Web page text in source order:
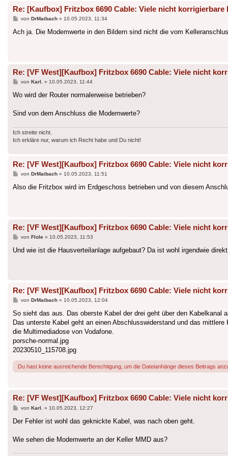
Re: [Kaufbox] Fritzbox 6690 Cable: Viele nicht korrigierbare
Beitrag
von DrMaibach» 10.05.2023, 11:34
Ach ja. Die Modemwerte in den Bildern sind nicht die vom
Re: [VF West][Kaufbox] Fritzbox 6690 Cable: Viele nicht
Beitrag
von Karl. » 10.05.2023, 11:44
Wo wird der Router normalerweise betrieben?
Sind von dem Anschluss die Modemwerte?
Ich streite nicht.
Ich erkläre nur, warum ich Recht habe und Du nicht!
Re: [VF West][Kaufbox] Fritzbox 6690 Cable: Viele nicht
Beitrag
von DrMaibach» 10.05.2023, 11:51
Also die Fritzbox wird im Erdgeschoss betrieben und von diesem
Re: [VF West][Kaufbox] Fritzbox 6690 Cable: Viele nicht
Beitrag
von Flole» 10.05.2023, 11:53
Und wie ist die Hausverteilanlage aufgebaut? Da ist wohl irgendwie
Re: [VF West][Kaufbox] Fritzbox 6690 Cable: Viele nicht
Beitrag
von DrMaibach» 10.05.2023, 12:04
So sieht das aus. Das oberste Kabel der drei geht über den Kabelkanal
Das unterste Kabel geht an einen Abschlusswiderstand und das mittlere
die Multimediadose von Vodafone.
porsche-normal.jpg
20230510_115708.jpg
Du hast keine ausreichende Berechtigung, um die Dateianhänge dieses Beitrags
Re: [VF West][Kaufbox] Fritzbox 6690 Cable: Viele nicht
Beitrag
von Karl. » 10.05.2023, 12:27
Der Fehler ist wohl das geknickte Kabel, was nach oben geht.
Wie sehen die Modemwerte an der Keller MMD aus?